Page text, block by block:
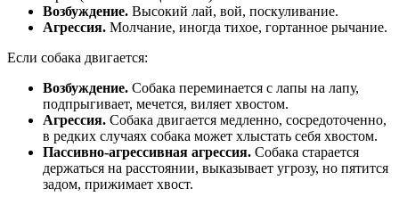
Возбуждение. Высокий лай, вой, поскуливание.
Агрессия. Молчание, иногда тихое, гортанное рычание.
Если собака двигается:
Возбуждение. Собака переминается с лапы на лапу,
подпрыгивает, мечется, виляет хвостом.
Агрессия. Собака двигается медленно, сосредоточенно,
в редких случаях собака может хлыстать себя хвостом.
Пассивно-агрессивная агрессия. Собака старается
держаться на расстоянии, выказывает угрозу, но пятится
задом, прижимает хвост.